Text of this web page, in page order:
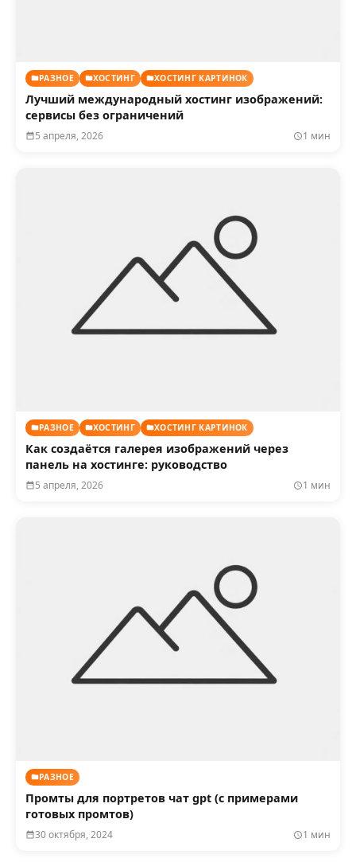
РАЗНОЕ ХОСТИНГ ХОСТИНГ КАРТИНОК
Лучший международный хостинг изображений:
сервисы без ограничений
5 апреля, 2026 1 мин
РАЗНОЕ ХОСТИНГ ХОСТИНГ КАРТИНОК
Как создаётся галерея изображений через
панель на хостинге: руководство
5 апреля, 2026 1 мин
РАЗНОЕ
Промты для портретов чат gpt (с примерами
готовых промтов)
30 октября, 2024 1 мин